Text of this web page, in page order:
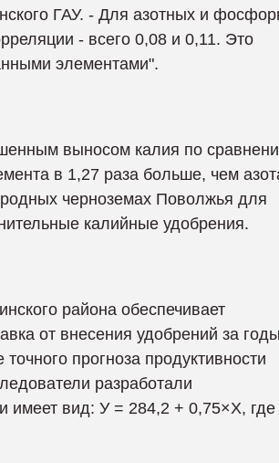
ГАУ. - Для азотных и
- всего 0,08 и 0,11. Это
элементами".
выносом калия по
в 1,27 раза больше, чем
черноземах Поволжья для
калийные удобрения.
района обеспечивает
от внесения удобрений за
прогноза продуктивности
разработали
имеет вид: У = 284,2 + 0,75×Х,